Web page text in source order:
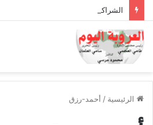
الرئيسية / أحمد-رزق